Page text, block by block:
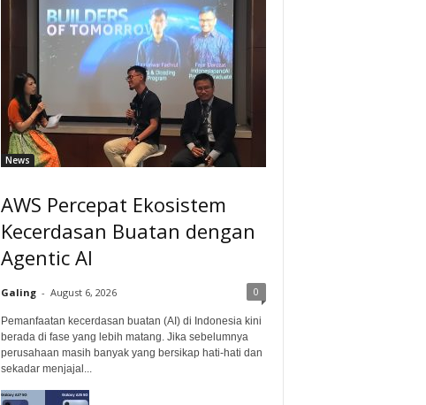
News
AWS Percepat Ekosistem
Kecerdasan Buatan dengan
Agentic AI
Galing - August 6, 2026 0
Pemanfaatan kecerdasan buatan (AI) di Indonesia kini
berada di fase yang lebih matang. Jika sebelumnya
perusahaan masih banyak yang bersikap hati-hati dan
sekadar menjajal...